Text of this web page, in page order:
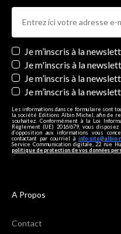
Newsletters
Je m’inscris à la
Je m'inscris à la
Je m’inscris à la
Je m’inscris à la
Les informations dans ce formulaire sont
la société Editions Albin Michel, afin de
souhaitez. Conformément à la Loi
Règlement (UE) 2016/679, vous
d’opposition aux informations vous
contactant par courriel à info-site@albin-
Service Communication digitale, 22 rue
politique de protection de vos données
A Propos
Contact